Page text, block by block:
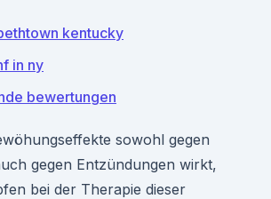
kentucky
in ny
bewertungen
sowohl gegen
gegen Entzündungen wirkt,
bei der Therapie dieser